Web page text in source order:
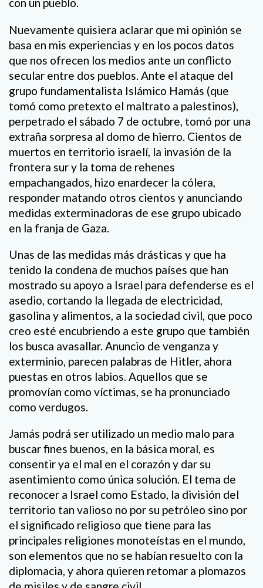
con un pueblo.
Nuevamente quisiera aclarar que mi opinión se
basa en mis experiencias y en los pocos datos
que nos ofrecen los medios ante un conflicto
secular entre dos pueblos. Ante el ataque del
grupo fundamentalista Islámico Hamás (que
tomó como pretexto el maltrato a palestinos),
perpetrado el sábado 7 de octubre, tomó por una
extraña sorpresa al domo de hierro. Cientos de
muertos en territorio israelí, la invasión de la
frontera sur y la toma de rehenes
empachangados, hizo enardecer la cólera,
responder matando otros cientos y anunciando
medidas exterminadoras de ese grupo ubicado
en la franja de Gaza.
Unas de las medidas más drásticas y que ha
tenido la condena de muchos países que han
mostrado su apoyo a Israel para defenderse es el
asedio, cortando la llegada de electricidad,
gasolina y alimentos, a la sociedad civil, que poco
creo esté encubriendo a este grupo que también
los busca avasallar. Anuncio de venganza y
exterminio, parecen palabras de Hitler, ahora
puestas en otros labios. Aquellos que se
promovían como víctimas, se ha pronunciado
como verdugos.
Jamás podrá ser utilizado un medio malo para
buscar fines buenos, en la básica moral, es
consentir ya el mal en el corazón y dar su
asentimiento como única solución. El tema de
reconocer a Israel como Estado, la división del
territorio tan valioso no por su petróleo sino por
el significado religioso que tiene para las
principales religiones monoteístas en el mundo,
son elementos que no se habían resuelto con la
diplomacia, y ahora quieren retomar a plomazos